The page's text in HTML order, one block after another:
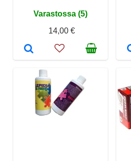
Varastossa (5)
14,00 €